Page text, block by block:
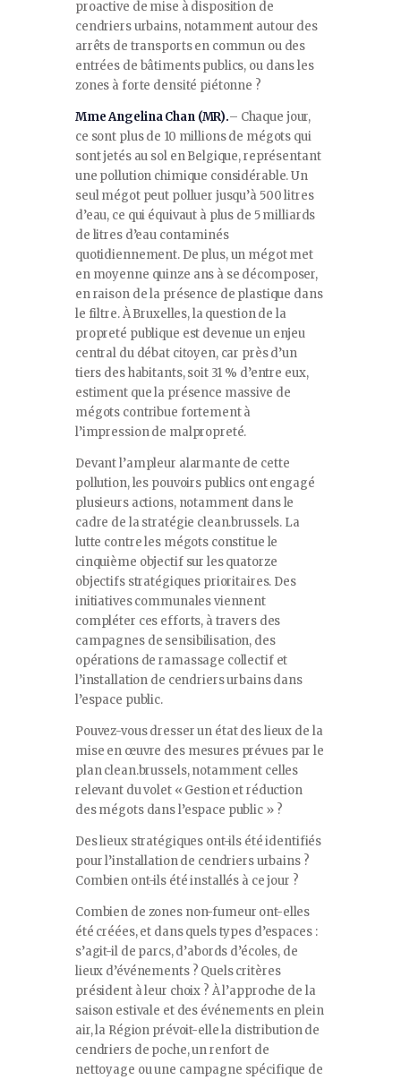
proactive de mise à disposition de
cendriers urbains, notamment autour des
arrêts de transports en commun ou des
entrées de bâtiments publics, ou dans les
zones à forte densité piétonne ?
Mme Angelina Chan (MR).– Chaque jour,
ce sont plus de 10 millions de mégots qui
sont jetés au sol en Belgique, représentant
une pollution chimique considérable. Un
seul mégot peut polluer jusqu’à 500 litres
d’eau, ce qui équivaut à plus de 5 milliards
de litres d’eau contaminés
quotidiennement. De plus, un mégot met
en moyenne quinze ans à se décomposer,
en raison de la présence de plastique dans
le filtre. À Bruxelles, la question de la
propreté publique est devenue un enjeu
central du débat citoyen, car près d’un
tiers des habitants, soit 31 % d’entre eux,
estiment que la présence massive de
mégots contribue fortement à
l’impression de malpropreté.
Devant l’ampleur alarmante de cette
pollution, les pouvoirs publics ont engagé
plusieurs actions, notamment dans le
cadre de la stratégie clean.brussels. La
lutte contre les mégots constitue le
cinquième objectif sur les quatorze
objectifs stratégiques prioritaires. Des
initiatives communales viennent
compléter ces efforts, à travers des
campagnes de sensibilisation, des
opérations de ramassage collectif et
l’installation de cendriers urbains dans
l’espace public.
Pouvez-vous dresser un état des lieux de la
mise en œuvre des mesures prévues par le
plan clean.brussels, notamment celles
relevant du volet « Gestion et réduction
des mégots dans l’espace public » ?
Des lieux stratégiques ont-ils été identifiés
pour l’installation de cendriers urbains ?
Combien ont-ils été installés à ce jour ?
Combien de zones non-fumeur ont-elles
été créées, et dans quels types d’espaces :
s’agit-il de parcs, d’abords d’écoles, de
lieux d’événements ? Quels critères
président à leur choix ? À l’approche de la
saison estivale et des événements en plein
air, la Région prévoit-elle la distribution de
cendriers de poche, un renfort de
nettoyage ou une campagne spécifique de